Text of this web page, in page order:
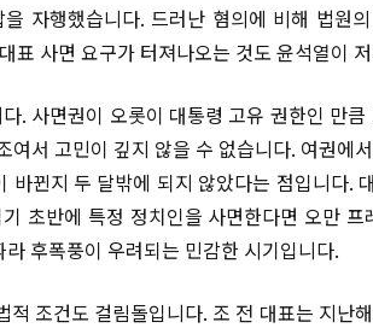
자행했습니다. 드러난 혐의에 비해 법원
표 사면 요구가 터져나오는 것도 윤석열이
. 사면권이 오롯이 대통령 고유 권한인 만
여서 고민이 깊지 않을 수 없습니다. 여권에
바뀐지 두 달밖에 되지 않았다는 점입니다.
초반에 특정 정치인을 사면한다면 오만
후폭풍이 우려되는 민감한 시기입니다.
적 조건도 걸림돌입니다. 조 전 대표는 지난